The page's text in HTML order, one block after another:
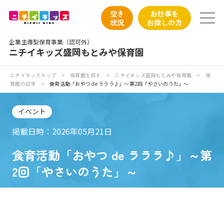
企業主導型保育事業（認可外）
ニチイキッズ盛岡もとみや保育園
空き
状況
お仕事を
お探しの方
ニチイが大切にしていること
お食事
入園の概要
ニチイキッズトップ > 保育園を探す > ニチイキッズ盛岡もとみや保育園 >
保
育園の日常
> 食育活動「おやつ de ラララ♪」～第2回「やさいのうた」～
イベント
掲載日時：2026年05月21日
食育活動「おやつ de ラララ♪」～第
2回「やさいのうた」～